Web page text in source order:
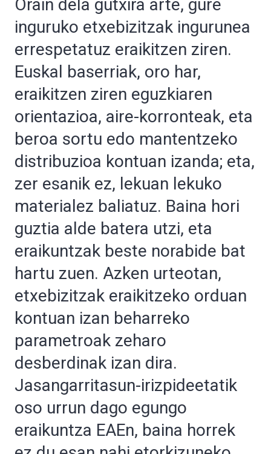
Orain dela gutxira arte, gure
inguruko etxebizitzak ingurunea
errespetatuz eraikitzen ziren.
Euskal baserriak, oro har,
eraikitzen ziren eguzkiaren
orientazioa, aire-korronteak, eta
beroa sortu edo mantentzeko
distribuzioa kontuan izanda; eta,
zer esanik ez, lekuan lekuko
materialez baliatuz. Baina hori
guztia alde batera utzi, eta
eraikuntzak beste norabide bat
hartu zuen. Azken urteotan,
etxebizitzak eraikitzeko orduan
kontuan izan beharreko
parametroak zeharo
desberdinak izan dira.
Jasangarritasun-irizpideetatik
oso urrun dago egungo
eraikuntza EAEn, baina horrek